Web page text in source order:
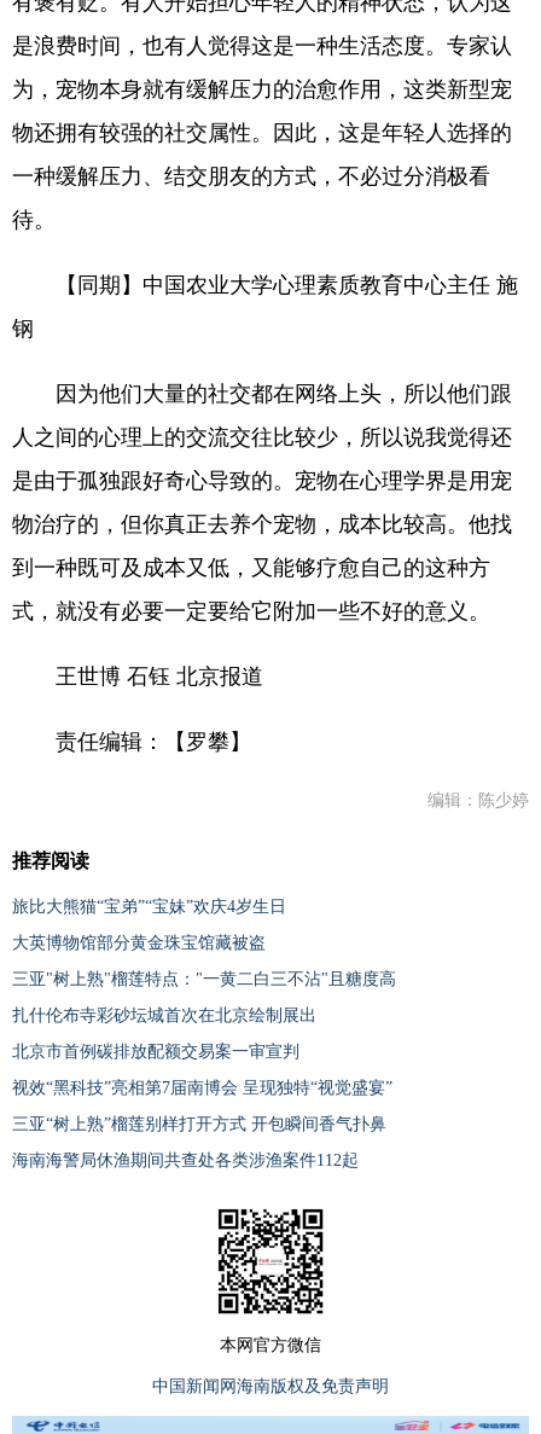
是浪费时间，也有人觉得这是一种生活态度。专家认
为，宠物本身就有缓解压力的治愈作用，这类新型宠
物还拥有较强的社交属性。因此，这是年轻人选择的
一种缓解压力、结交朋友的方式，不必过分消极看
待。
【同期】中国农业大学心理素质教育中心主任 施
钢
因为他们大量的社交都在网络上头，所以他们跟
人之间的心理上的交流交往比较少，所以说我觉得还
是由于孤独跟好奇心导致的。宠物在心理学界是用宠
物治疗的，但你真正去养个宠物，成本比较高。他找
到一种既可及成本又低，又能够疗愈自己的这种方
式，就没有必要一定要给它附加一些不好的意义。
王世博 石钰 北京报道
责任编辑：【罗攀】
编辑：陈少婷
推荐阅读
旅比大熊猫“宝弟”“宝妹”欢庆4岁生日
大英博物馆部分黄金珠宝馆藏被盗
三亚"树上熟"榴莲特点："一黄二白三不沾"且糖度高
扎什伦布寺彩砂坛城首次在北京绘制展出
北京市首例碳排放配额交易案一审宣判
视效“黑科技”亮相第7届南博会 呈现独特“视觉盛宴”
三亚“树上熟”榴莲别样打开方式 开包瞬间香气扑鼻
海南海警局休渔期间共查处各类涉渔案件112起
本网官方微信
中国新闻网海南版权及免责声明